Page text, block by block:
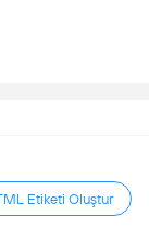
Etiketi Oluştur